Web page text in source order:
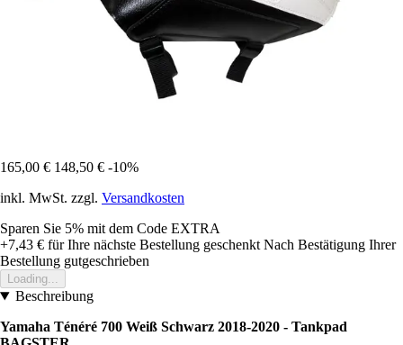
165,00 € 148,50 € -10%
inkl. MwSt. zzgl. Versandkosten
Sparen Sie 5% mit dem Code EXTRA
+7,43 € für Ihre nächste Bestellung geschenkt Nach Bestätigung Ihrer
Bestellung gutgeschrieben
Loading...
Beschreibung
Yamaha Ténéré 700 Weiß Schwarz 2018-2020 - Tankpad